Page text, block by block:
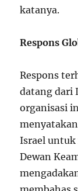
katanya.
Respons
Respons
datang dari
organisasi
Israel
Dewan